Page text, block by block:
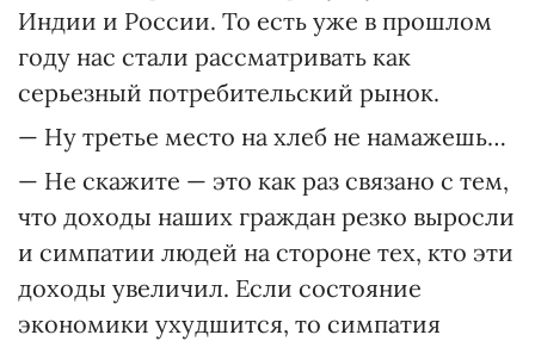
Индии и России. То есть уже в прошлом
году нас стали рассматривать как
серьезный потребительский рынок.
— Ну третье место на хлеб не намажешь…
— Не скажите — это как раз связано с тем,
что доходы наших граждан резко выросли
и симпатии людей на стороне тех, кто эти
доходы увеличил. Если состояние
экономики ухудшится, то симпатия